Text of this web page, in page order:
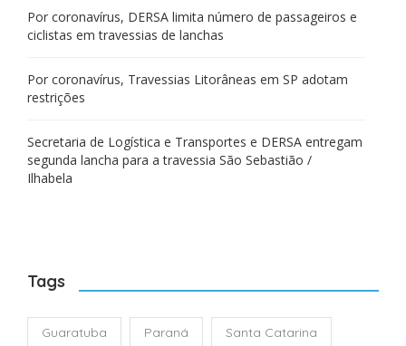
Por coronavírus, DERSA limita número de passageiros e
ciclistas em travessias de lanchas
Por coronavírus, Travessias Litorâneas em SP adotam
restrições
Secretaria de Logística e Transportes e DERSA entregam
segunda lancha para a travessia São Sebastião /
Ilhabela
Tags
Guaratuba Paraná Santa Catarina